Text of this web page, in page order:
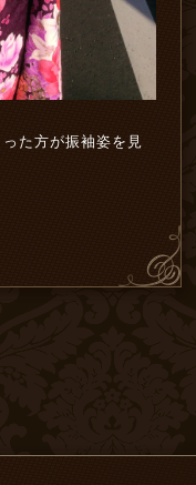
た方が振袖姿を見